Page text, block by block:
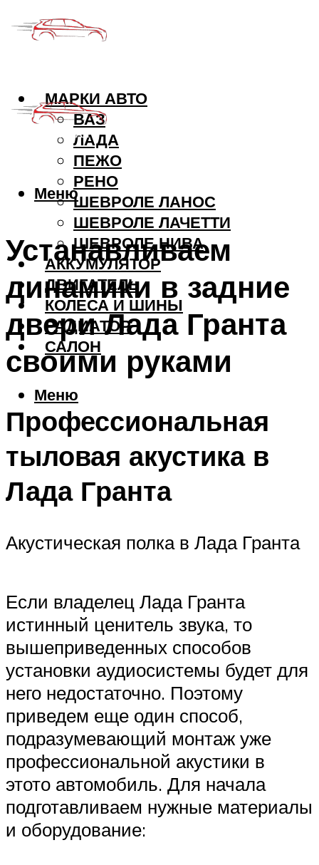
МАРКИ АВТО
ВАЗ
ЛАДА
ПЕЖО
РЕНО
ШЕВРОЛЕ ЛАНОС
ШЕВРОЛЕ ЛАЧЕТТИ
ШЕВРОЛЕ НИВА
АККУМУЛЯТОР
ДВИГАТЕЛЬ
КОЛЕСА И ШИНЫ
РАДИАТОР
САЛОН
Меню
Меню
Устанавливаем
динамики в задние
двери Лада Гранта
своими руками
Профессиональная
тыловая акустика в
Лада Гранта
Акустическая полка в Лада Гранта
Если владелец Лада Гранта
истинный ценитель звука, то
вышеприведенных способов
установки аудиосистемы будет для
него недостаточно. Поэтому
приведем еще один способ,
подразумевающий монтаж уже
профессиональной акустики в
этото автомобиль. Для начала
подготавливаем нужные материалы
и оборудование: